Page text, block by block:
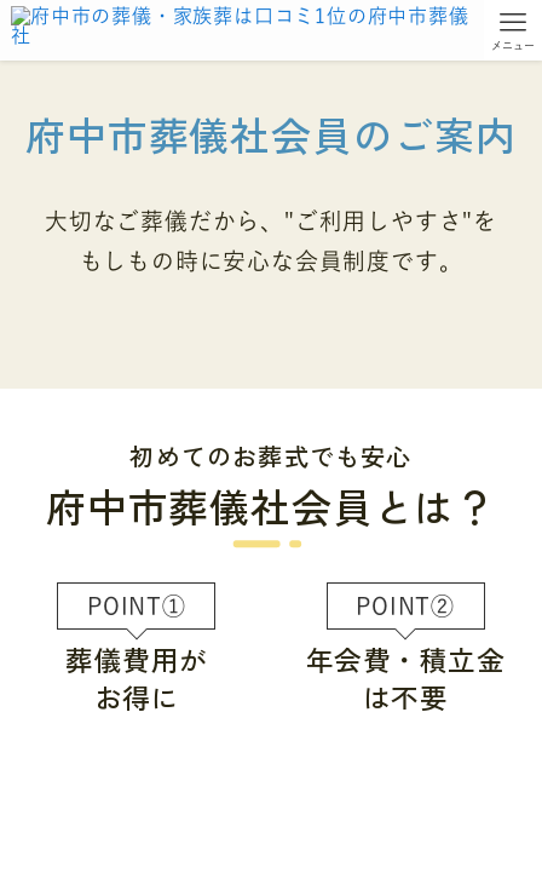
メニュー
府中市葬儀社会員のご案内
大切なご葬儀だから、"ご利用しやすさ"を
もしもの時に安心な会員制度です。
初めてのお葬式でも安心
府中市葬儀社会員とは？
POINT①
葬儀費用が
お得に
POINT②
年会費・積立金
は不要